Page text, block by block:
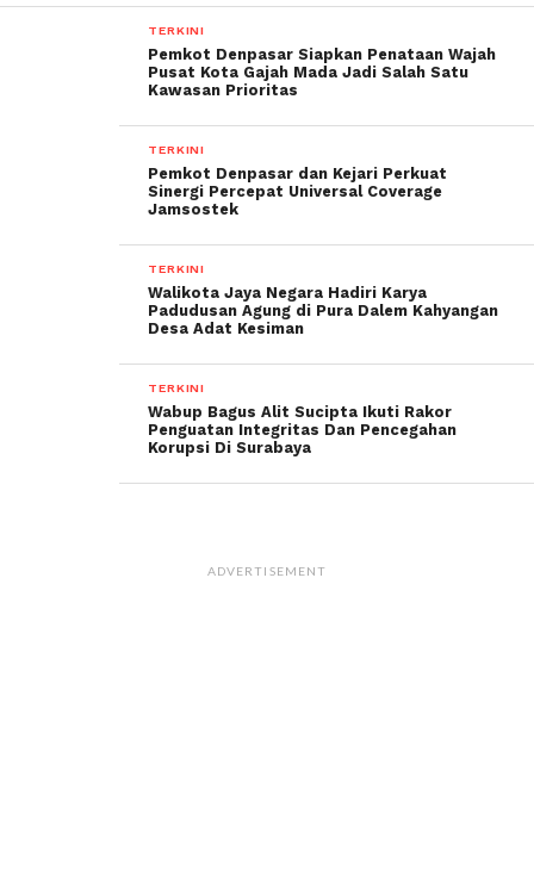
TERKINI
Pemkot Denpasar Siapkan Penataan Wajah
Pusat Kota Gajah Mada Jadi Salah Satu
Kawasan Prioritas
TERKINI
Pemkot Denpasar dan Kejari Perkuat
Sinergi Percepat Universal Coverage
Jamsostek
TERKINI
Walikota Jaya Negara Hadiri Karya
Padudusan Agung di Pura Dalem Kahyangan
Desa Adat Kesiman
TERKINI
Wabup Bagus Alit Sucipta Ikuti Rakor
Penguatan Integritas Dan Pencegahan
Korupsi Di Surabaya
ADVERTISEMENT